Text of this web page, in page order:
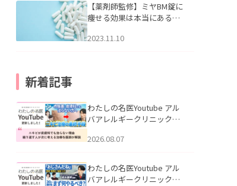
【薬剤師監修】ミヤBM錠に
痩せる効果は本当にある
2023.11.10
新着記事
わたしの名医Youtube アル
バアレルギークリニック札
らない理由｜繰り返す人が
説」を公開いたしました。
2026.08.07
わたしの名医Youtube アル
バアレルギークリニック札